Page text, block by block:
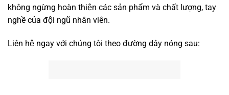
không ngừng hoàn thiện các sản phẩm và chất lượng, tay
nghề của đội ngũ nhân viên.
Liên hệ ngay với chúng tôi theo đường dây nóng sau: